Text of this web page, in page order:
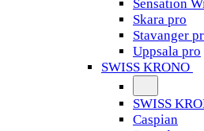
Sensation
Skara pro
Stavanger
Uppsala pro
SWISS KRONO
SWISS
Caspian